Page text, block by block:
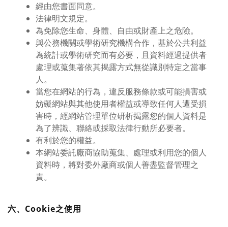
經由您書面同意。
法律明文規定。
為免除您生命、身體、自由或財產上之危險。
與公務機關或學術研究機構合作，基於公共利益
為統計或學術研究而有必要，且資料經過提供者
處理或蒐集著依其揭露方式無從識別特定之當事
人。
當您在網站的行為，違反服務條款或可能損害或
妨礙網站與其他使用者權益或導致任何人遭受損
害時，經網站管理單位研析揭露您的個人資料是
為了辨識、聯絡或採取法律行動所必要者。
有利於您的權益。
本網站委託廠商協助蒐集、處理或利用您的個人
資料時，將對委外廠商或個人善盡監督管理之
責。
六、Cookie之使用